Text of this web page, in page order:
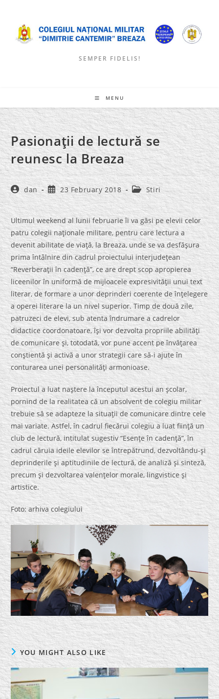
content
SEMPER FIDELIS!
MENU
Pasionaţii de lectură se
reunesc la Breaza
Post
author:
dan
Post
published:
23 February 2018
Post
category:
Stiri
Ultimul weekend al lunii februarie îi va găsi pe elevii celor
patru colegii naţionale militare, pentru care lectura a
devenit abilitate de viaţă, la Breaza, unde se va desfăşura
prima întâlnire din cadrul proiectului interjudeţean
“Reverberaţii în cadenţă”, ce are drept scop apropierea
liceenilor în uniformă de mijloacele expresivităţii unui text
literar, de formare a unor deprinderi coerente de înţelegere
a operei literare la un nivel superior. Timp de două zile,
patruzeci de elevi, sub atenta îndrumare a cadrelor
didactice coordonatoare, îşi vor dezvolta propriile abilităţi
de comunicare şi, totodată, vor pune accent pe învăţarea
conştientă şi activă a unor strategii care să-i ajute în
conturarea unei personalităţi armonioase.
Proiectul a luat naştere la începutul acestui an şcolar,
pornind de la realitatea că un absolvent de colegiu militar
trebuie să se adapteze la situaţii de comunicare dintre cele
mai variate. Astfel, în cadrul fiecărui colegiu a luat fiinţă un
club de lectură, intitulat sugestiv “Esenţe în cadenţă”, în
cadrul căruia ideile elevilor se întrepătrund, dezvoltându-şi
deprinderile şi aptitudinile de lectură, de analiză şi sinteză,
precum şi dezvoltarea valenţelor morale, lingvistice şi
artistice.
Foto: arhiva colegiului
YOU MIGHT ALSO LIKE